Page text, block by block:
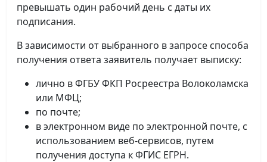
превышать один рабочий день с даты их
подписания.
В зависимости от выбранного в запросе способа
получения ответа заявитель получает выписку:
лично в ФГБУ ФКП Росреестра Волоколамска
или МФЦ;
по почте;
в электронном виде по электронной почте, с
использованием веб-сервисов, путем
получения доступа к ФГИС ЕГРН.